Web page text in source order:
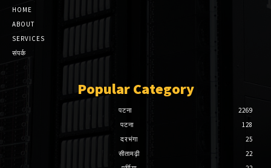
HOME
ABOUT
SERVICES
संपर्क
Popular Category
पटना
2269
पटना
128
दरभंगा
25
सीतामढ़ी
22